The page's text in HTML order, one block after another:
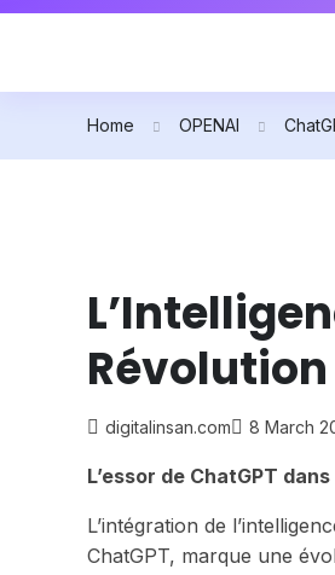
Home OPENAI
digitalinsan.com 8 March
L’essor de ChatGPT
L’intégration de
ChatGPT, marque une